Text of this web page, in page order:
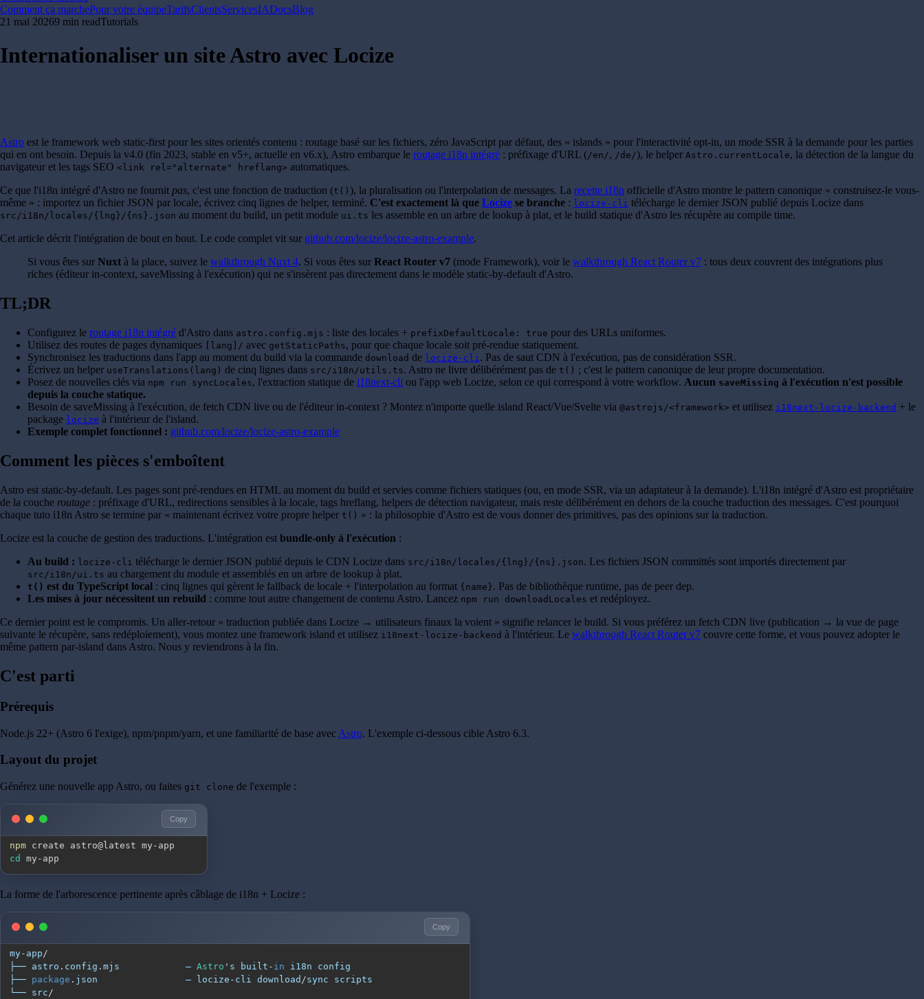
Comment ça marchePour votre équipeTarifsClientsServicesIADocsBlog
21 mai 20269 min readTutorials
Internationaliser un site Astro avec Locize
Astro est le framework web static-first pour les sites orientés contenu : routage basé sur les fichiers, zéro JavaScript par défaut, des « islands » pour l'interactivité opt-in, un mode SSR à la demande pour les parties
qui en ont besoin. Depuis la v4.0 (fin 2023, stable en v5+, actuelle en v6.x), Astro embarque le routage i18n intégré : préfixage d'URL (/en/, /de/), le helper Astro.currentLocale, la détection de la langue du
navigateur et les tags SEO <link rel="alternate" hreflang> automatiques.
Ce que l'i18n intégré d'Astro ne fournit pas, c'est une fonction de traduction (t() ), la pluralisation ou l'interpolation de messages. La recette i18n officielle d'Astro montre le pattern canonique « construisez-le vous-
même » : importez un fichier JSON par locale, écrivez cinq lignes de helper, terminé. C'est exactement là que Locize se branche : locize-cli télécharge le dernier JSON publié depuis Locize dans
src/i18n/locales/{lng}/{ns}.json au moment du build, un petit module ui.ts les assemble en un arbre de lookup à plat, et le build statique d'Astro les récupère au compile time.
Cet article décrit l'intégration de bout en bout. Le code complet vit sur github.com/locize/locize-astro-example.
Si vous êtes sur Nuxt à la place, suivez le walkthrough Nuxt 4. Si vous êtes sur React Router v7 (mode Framework), voir le walkthrough React Router v7 : tous deux couvrent des intégrations plus
riches (éditeur in-context, saveMissing à l'exécution) qui ne s'insèrent pas directement dans le modèle static-by-default d'Astro.
TL;DR
Configurez le routage i18n intégré d'Astro dans astro.config.mjs : liste des locales + prefixDefaultLocale: true pour des URLs uniformes.
Utilisez des routes de pages dynamiques
[lang]/ avec getStaticPaths, pour que chaque locale soit pré-rendue statiquement.
Synchronisez les traductions dans l'app au moment du build via la commande download de locize-cli. Pas de saut CDN à l'exécution, pas de considération SSR.
Écrivez un helper useTranslations(lang) de cinq lignes dans src/i18n/utils.ts. Astro ne livre délibérément pas de t() ; c'est le pattern canonique de leur propre documentation.
Posez de nouvelles clés via npm run syncLocales, l'extraction statique de i18next-cli ou l'app web Locize, selon ce qui correspond à votre workflow. Aucun saveMissing à l'exécution n'est possible
depuis la couche statique.
Besoin de saveMissing à l'exécution, de fetch CDN live ou de l'éditeur in-context ? Montez n'importe quelle island React/Vue/Svelte via @astrojs/<framework> et utilisez i18next-locize-backend + le
package locize à l'intérieur de l'island.
Exemple complet fonctionnel : github.com/locize/locize-astro-example
Comment les pièces s'emboîtent
Astro est static-by-default. Les pages sont pré-rendues en HTML au moment du build et servies comme fichiers statiques (ou, en mode SSR, via un adaptateur à la demande). L'i18n intégré d'Astro est propriétaire
de la couche routage : préfixage d'URL, redirections sensibles à la locale, tags hreflang, helpers de détection navigateur, mais reste délibérément en dehors de la couche traduction des messages. C'est pourquoi
chaque tuto i18n Astro se termine par « maintenant écrivez votre propre helper t() » : la philosophie d'Astro est de vous donner des primitives, pas des opinions sur la traduction.
Locize est la couche de gestion des traductions. L'intégration est bundle-only à l'exécution :
Au build : locize-cli télécharge le dernier JSON publié depuis le CDN Locize dans src/i18n/locales/{lng}/{ns}.json. Les fichiers JSON committés sont importés directement par
src/i18n/ui.ts au chargement du module et assemblés en un arbre de lookup à plat.
t() est du TypeScript local : cinq lignes qui gèrent le fallback de locale + l'interpolation au format {name}. Pas de bibliothèque runtime, pas de peer dep.
Les mises à jour nécessitent un rebuild : comme tout autre changement de contenu Astro. Lancez npm run downloadLocales et redéployez.
Ce dernier point est le compromis. Un aller-retour « traduction publiée dans Locize → utilisateurs finaux la voient » signifie relancer le build. Si vous préférez un fetch CDN live (publication → la vue de page
suivante le récupère, sans redéploiement), vous montez une framework island et utilisez i18next-locize-backend à l'intérieur. Le walkthrough React Router v7 couvre cette forme, et vous pouvez adopter le
même pattern par-island dans Astro. Nous y reviendrons à la fin.
C'est parti
Prérequis
Node.js 22+ (Astro 6 l'exige), npm/pnpm/yarn, et une familiarité de base avec Astro. L'exemple ci-dessous cible Astro 6.3.
Layout du projet
Générez une nouvelle app Astro, ou faites git clone de l'exemple :
Copy
npm
cd
my-app
La forme de l'arborescence pertinente après câblage de i18n + Locize :
Copy
my- app/
├── astro . config . mjs
            —
Astro 's built - in
├── package . json
                — locize
- cli download /
└── src/